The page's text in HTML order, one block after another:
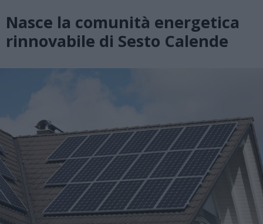
Nasce la comunità energetica
rinnovabile di Sesto Calende